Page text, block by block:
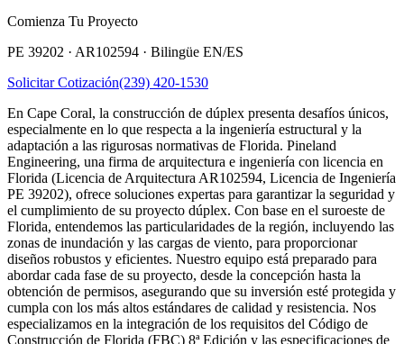
Comienza Tu Proyecto
PE 39202 · AR102594 · Bilingüe EN/ES
Solicitar Cotización(239) 420-1530
En Cape Coral, la construcción de dúplex presenta desafíos únicos,
especialmente en lo que respecta a la ingeniería estructural y la
adaptación a las rigurosas normativas de Florida. Pineland
Engineering, una firma de arquitectura e ingeniería con licencia en
Florida (Licencia de Arquitectura AR102594, Licencia de Ingeniería
PE 39202), ofrece soluciones expertas para garantizar la seguridad y
el cumplimiento de su proyecto dúplex. Con base en el suroeste de
Florida, entendemos las particularidades de la región, incluyendo las
zonas de inundación y las cargas de viento, para proporcionar
diseños robustos y eficientes. Nuestro equipo está preparado para
abordar cada fase de su proyecto, desde la concepción hasta la
obtención de permisos, asegurando que su inversión esté protegida y
cumpla con los más altos estándares de calidad y resistencia. Nos
especializamos en la integración de los requisitos del Código de
Construcción de Florida (FBC) 8ª Edición y las especificaciones de